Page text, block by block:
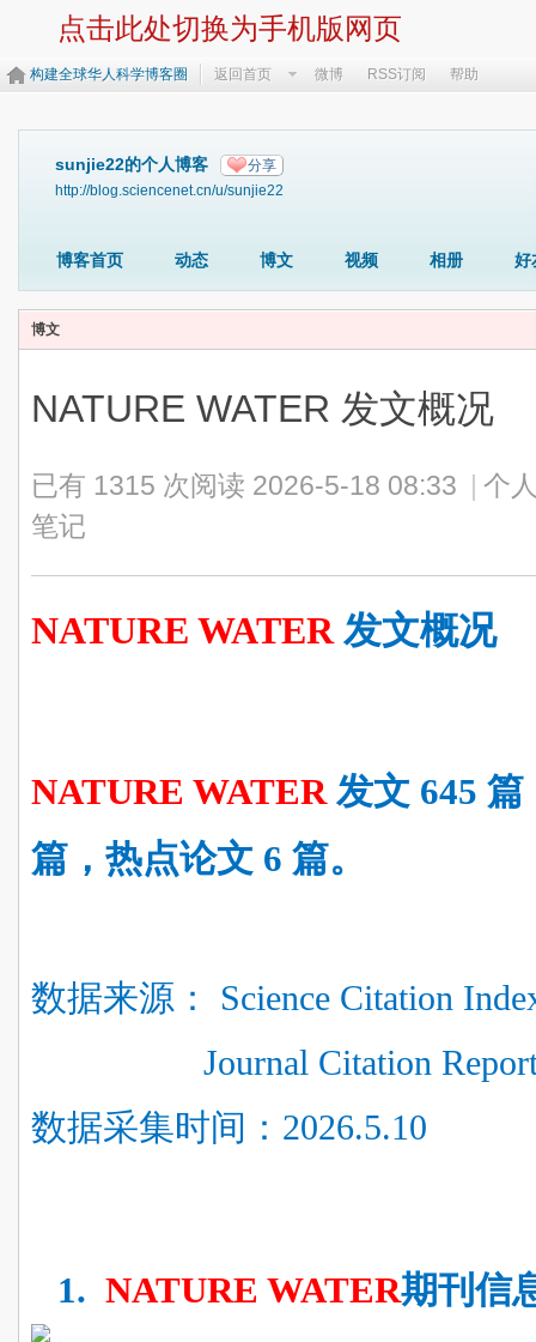
点击此处切换为手机版网页
构建全球华人科学博客圈 返回首页 微博 RSS订阅 帮助
sunjie22的个人博客 分享
http://blog.sciencenet.cn/u/sunjie22
博客首页 动态 博文 视频 相册 好
博文
NATURE WATER 发文概况
已有 1315 次阅读 2026-5-18 08:33
个
笔记
NATURE WATER 发文概况
NATURE WATER 发文 645
篇，热点论文 6 篇。
数据来源： Science Citation
Journal Citation Reports
数据采集时间：2026.5.10
1. NATURE WATER期刊信